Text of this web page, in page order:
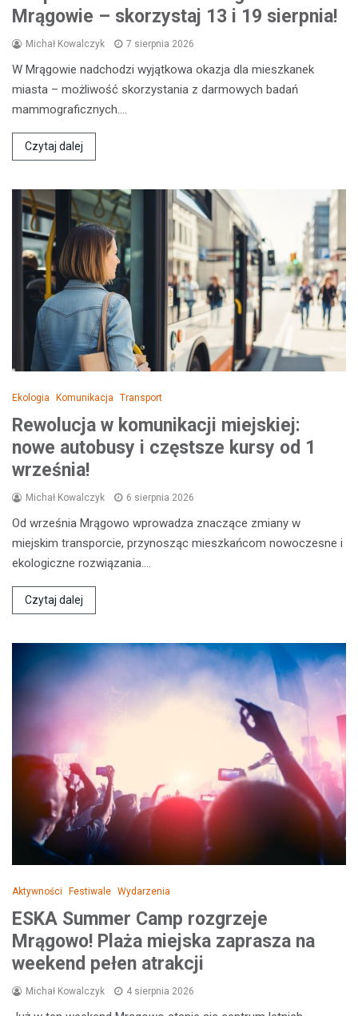
Mrągowie – skorzystaj 13 i 19 sierpnia!
Michał Kowalczyk 7 sierpnia 2026
W Mrągowie nadchodzi wyjątkowa okazja dla mieszkanek
miasta – możliwość skorzystania z darmowych badań
mammograficznych.…
Czytaj dalej
Ekologia Komunikacja Transport
Rewolucja w komunikacji miejskiej:
nowe autobusy i częstsze kursy od 1
września!
Michał Kowalczyk 6 sierpnia 2026
Od września Mrągowo wprowadza znaczące zmiany w
miejskim transporcie, przynosząc mieszkańcom nowoczesne i
ekologiczne rozwiązania.…
Czytaj dalej
Aktywności Festiwale Wydarzenia
ESKA Summer Camp rozgrzeje
Mrągowo! Plaża miejska zaprasza na
weekend pełen atrakcji
Michał Kowalczyk 4 sierpnia 2026